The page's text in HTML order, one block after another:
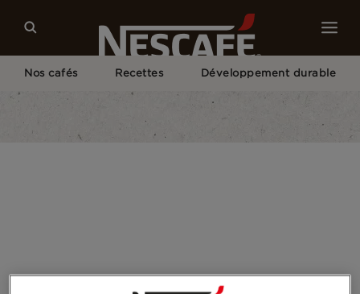
Nos cafés Recettes Développement durable
Campagne : Retrace Ton Café
Résultats : Retrace Ton Café